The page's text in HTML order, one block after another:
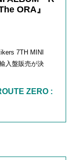
ORA』
7TH MINI
入盤販売が決
ZERO :